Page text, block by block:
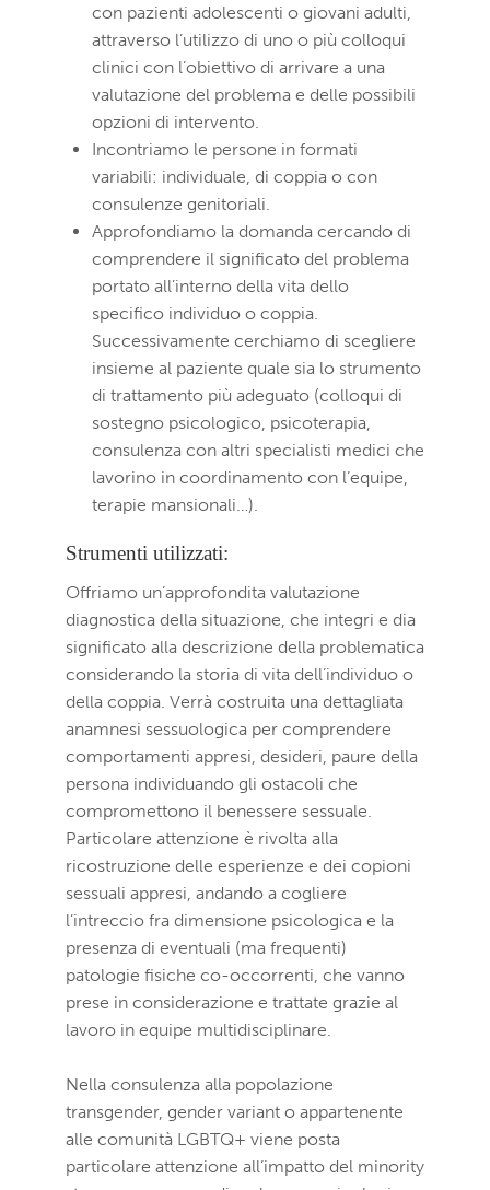
con pazienti adolescenti o giovani adulti,
attraverso l’utilizzo di uno o più colloqui
clinici con l’obiettivo di arrivare a una
valutazione del problema e delle possibili
opzioni di intervento.
Incontriamo le persone in formati
variabili: individuale, di coppia o con
consulenze genitoriali.
Approfondiamo la domanda cercando di
comprendere il significato del problema
portato all’interno della vita dello
specifico individuo o coppia.
Successivamente cerchiamo di scegliere
insieme al paziente quale sia lo strumento
di trattamento più adeguato (colloqui di
sostegno psicologico, psicoterapia,
consulenza con altri specialisti medici che
lavorino in coordinamento con l’equipe,
terapie mansionali…).
Strumenti utilizzati:
Offriamo un’approfondita valutazione
diagnostica della situazione, che integri e dia
significato alla descrizione della problematica
considerando la storia di vita dell’individuo o
della coppia. Verrà costruita una dettagliata
anamnesi sessuologica per comprendere
comportamenti appresi, desideri, paure della
persona individuando gli ostacoli che
compromettono il benessere sessuale.
Particolare attenzione è rivolta alla
ricostruzione delle esperienze e dei copioni
sessuali appresi, andando a cogliere
l’intreccio fra dimensione psicologica e la
presenza di eventuali (ma frequenti)
patologie fisiche co-occorrenti, che vanno
prese in considerazione e trattate grazie al
lavoro in equipe multidisciplinare.
Nella consulenza alla popolazione
transgender, gender variant o appartenente
alle comunità LGBTQ+ viene posta
particolare attenzione all’impatto del minority